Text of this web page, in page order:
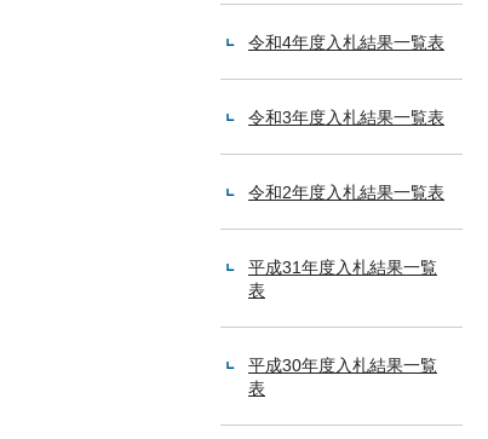
令和4年度入札結果一覧表
令和3年度入札結果一覧表
令和2年度入札結果一覧表
平成31年度入札結果一覧
表
平成30年度入札結果一覧
表